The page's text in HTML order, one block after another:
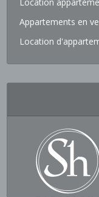
Location
Appartements en
Location